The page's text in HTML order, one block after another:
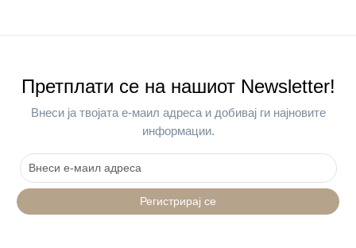
Претплати се на нашиот Newsletter!
Внеси ја твојата е-маил адреса и добивај ги најновите
информации.
Регистрирај се